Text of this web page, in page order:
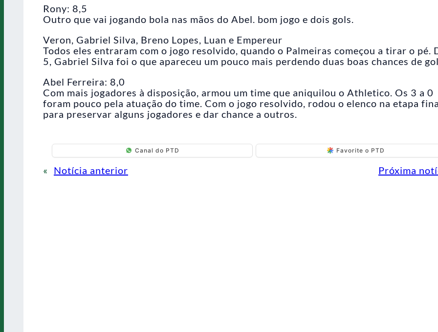
Rony: 8,5
Outro que vai jogando bola nas mãos do Abel. bom jogo e dois gols.
Veron, Gabriel Silva, Breno Lopes, Luan e Empereur
Todos eles entraram com o jogo resolvido, quando o Palmeiras começou a tirar o pé.
5, Gabriel Silva foi o que apareceu um pouco mais perdendo duas boas chances de
Abel Ferreira: 8,0
Com mais jogadores à disposição, armou um time que aniquilou o Athletico. Os 3 a 0
foram pouco pela atuação do time. Com o jogo resolvido, rodou o elenco na etapa
para preservar alguns jogadores e dar chance a outros.
Canal do PTD Favorite o PTD
« Notícia anterior Próxima